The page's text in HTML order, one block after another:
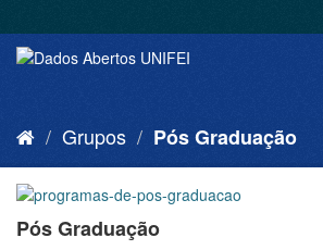
Grupos Pós Graduação
Pós Graduação